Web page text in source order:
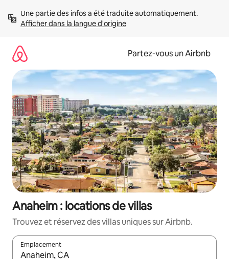
directement
Afficher dans la langue d'origine
Partez-vous un Airbnb
Anaheim : locations de villas
Trouvez et réservez des villas uniques sur Airbnb.
Emplacement
Quand les résultats sont affichés, parcourez-les en utilisant